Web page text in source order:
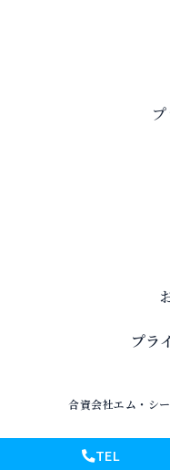
プラ
合資会社エム・
TEL